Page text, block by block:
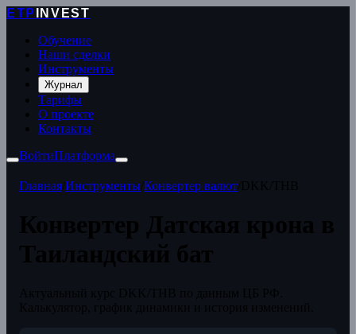
ETP
INVEST
Обучение
Наши сделки
Инструменты
Журнал
Тарифы
О проекте
Контакты
ВойтиПлатформа
Главная Инструменты Конвертер валют